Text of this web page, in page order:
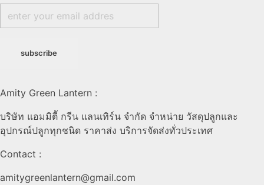
Amity Green Lantern :
บริษัท แอมมิตีั กรีน แลนเทิร์น จำกัด จำหน่าย วัสดุปลูกและ
อุปกรณ์ปลูกทุกชนิด ราคาส่ง บริการจัดส่งทั่วประเทศ
Contact :
amitygreenlantern@gmail.com